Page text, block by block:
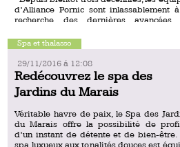
d’Alliance Pornic sont inlassablement
recherche des dernières avancées
avec la mer et […]
Spa et thalasso
29/11/2016 á 12:08
Redécouvrez le spa des
Jardins du Marais
Véritable havre de paix, le Spa des
du Marais offre la possibilité de
d’un instant de détente et de bien-être.